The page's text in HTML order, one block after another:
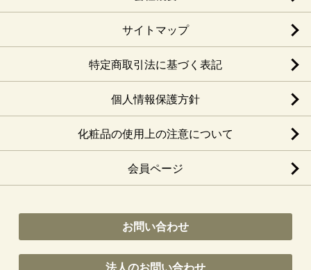
サイトマップ
特定商取引法に基づく表記
個人情報保護方針
化粧品の使用上の注意について
会員ページ
お問い合わせ